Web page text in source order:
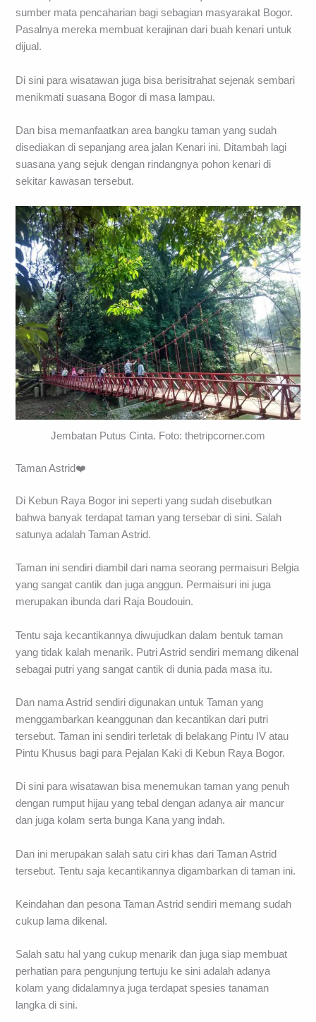
sumber mata pencaharian bagi sebagian masyarakat Bogor.
Pasalnya mereka membuat kerajinan dari buah kenari untuk
dijual.
Di sini para wisatawan juga bisa berisitrahat sejenak sembari
menikmati suasana Bogor di masa lampau.
Dan bisa memanfaatkan area bangku taman yang sudah
disediakan di sepanjang area jalan Kenari ini. Ditambah lagi
suasana yang sejuk dengan rindangnya pohon kenari di
sekitar kawasan tersebut.
Jembatan Putus Cinta. Foto: thetripcorner.com
Taman Astrid❤️
Di Kebun Raya Bogor ini seperti yang sudah disebutkan
bahwa banyak terdapat taman yang tersebar di sini. Salah
satunya adalah Taman Astrid.
Taman ini sendiri diambil dari nama seorang permaisuri Belgia
yang sangat cantik dan juga anggun. Permaisuri ini juga
merupakan ibunda dari Raja Boudouin.
Tentu saja kecantikannya diwujudkan dalam bentuk taman
yang tidak kalah menarik. Putri Astrid sendiri memang dikenal
sebagai putri yang sangat cantik di dunia pada masa itu.
Dan nama Astrid sendiri digunakan untuk Taman yang
menggambarkan keanggunan dan kecantikan dari putri
tersebut. Taman ini sendiri terletak di belakang Pintu IV atau
Pintu Khusus bagi para Pejalan Kaki di Kebun Raya Bogor.
Di sini para wisatawan bisa menemukan taman yang penuh
dengan rumput hijau yang tebal dengan adanya air mancur
dan juga kolam serta bunga Kana yang indah.
Dan ini merupakan salah satu ciri khas dari Taman Astrid
tersebut. Tentu saja kecantikannya digambarkan di taman ini.
Keindahan dan pesona Taman Astrid sendiri memang sudah
cukup lama dikenal.
Salah satu hal yang cukup menarik dan juga siap membuat
perhatian para pengunjung tertuju ke sini adalah adanya
kolam yang didalamnya juga terdapat spesies tanaman
langka di sini.